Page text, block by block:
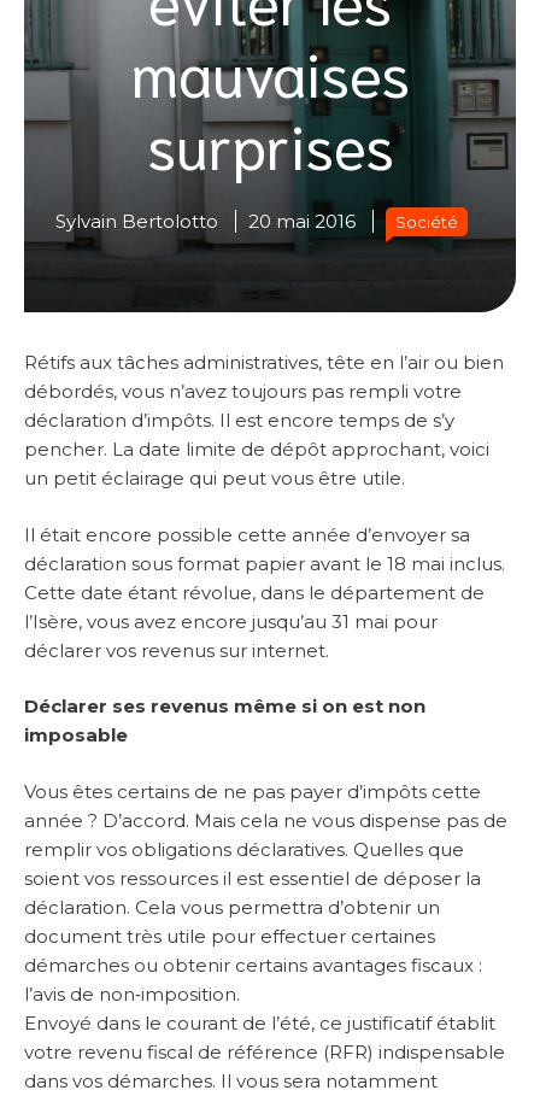
mauvaises
surprises
Sylvain Bertolotto 20 mai 2016 Société
Rétifs aux tâches administratives, tête en l’air ou bien
débordés, vous n’avez toujours pas rempli votre
déclaration d’impôts. Il est encore temps de s’y
pencher. La date limite de dépôt approchant, voici
un petit éclairage qui peut vous être utile.
Il était encore possible cette année d’envoyer sa
déclaration sous format papier avant le 18 mai inclus.
Cette date étant révolue, dans le département de
l’Isère, vous avez encore jusqu’au 31 mai pour
déclarer vos revenus sur internet.
Déclarer ses revenus même si on est non
imposable
Vous êtes certains de ne pas payer d’impôts cette
année ? D’accord. Mais cela ne vous dispense pas de
remplir vos obligations déclaratives. Quelles que
soient vos ressources il est essentiel de déposer la
déclaration. Cela vous permettra d’obtenir un
document très utile pour effectuer certaines
démarches ou obtenir certains avantages fiscaux :
l’avis de non‑imposition.
Envoyé dans le courant de l’été, ce justificatif établit
votre revenu fiscal de référence (RFR) indispensable
dans vos démarches. Il vous sera notamment